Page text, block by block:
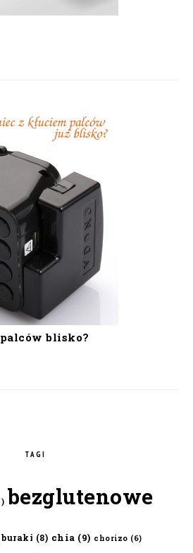
blisko?
TAGI
bezglutenowe
buraki (8) chia (9) chorizo (6)